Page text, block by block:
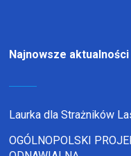
Najnowsze aktualności
Laurka dla Strażników
OGÓLNOPOLSKI